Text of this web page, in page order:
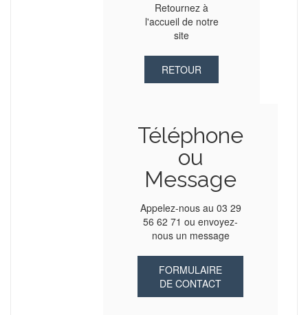
Retournez à
l'accueil de notre
site
RETOUR
Téléphone
ou
Message
Appelez-nous au 03 29
56 62 71 ou envoyez-
nous un message
FORMULAIRE
DE CONTACT